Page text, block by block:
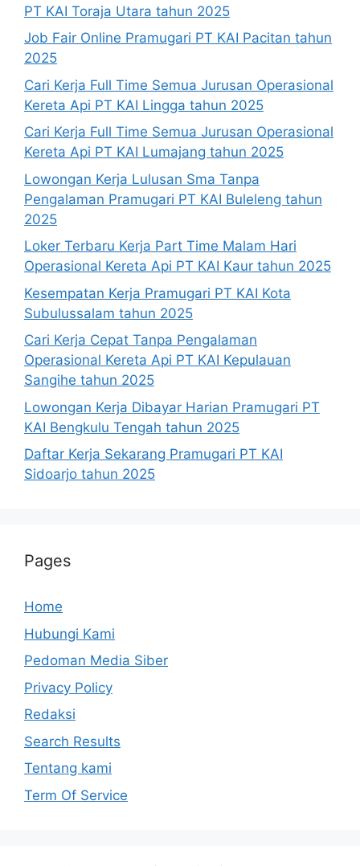
PT KAI Toraja Utara tahun 2025
Job Fair Online Pramugari PT KAI Pacitan tahun
2025
Cari Kerja Full Time Semua Jurusan Operasional
Kereta Api PT KAI Lingga tahun 2025
Cari Kerja Full Time Semua Jurusan Operasional
Kereta Api PT KAI Lumajang tahun 2025
Lowongan Kerja Lulusan Sma Tanpa
Pengalaman Pramugari PT KAI Buleleng tahun
2025
Loker Terbaru Kerja Part Time Malam Hari
Operasional Kereta Api PT KAI Kaur tahun 2025
Kesempatan Kerja Pramugari PT KAI Kota
Subulussalam tahun 2025
Cari Kerja Cepat Tanpa Pengalaman
Operasional Kereta Api PT KAI Kepulauan
Sangihe tahun 2025
Lowongan Kerja Dibayar Harian Pramugari PT
KAI Bengkulu Tengah tahun 2025
Daftar Kerja Sekarang Pramugari PT KAI
Sidoarjo tahun 2025
Pages
Home
Hubungi Kami
Pedoman Media Siber
Privacy Policy
Redaksi
Search Results
Tentang kami
Term Of Service